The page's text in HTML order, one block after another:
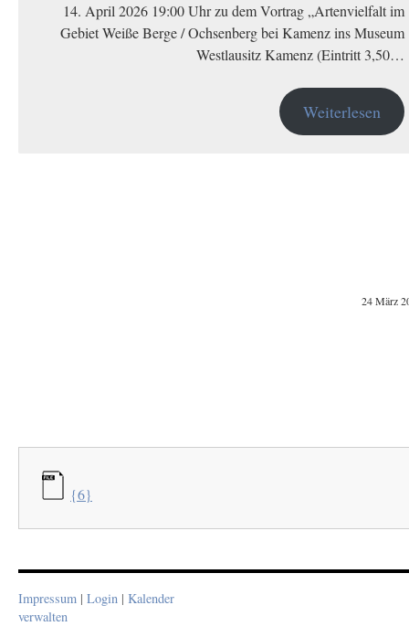
14. April 2026 19:00 Uhr zu dem Vortrag „Artenvielfalt im
Gebiet Weiße Berge / Ochsenberg bei Kamenz ins Museum
Westlausitz Kamenz (Eintritt 3,50…
Weiterlesen
24 März
{6}
Impressum | Login | Kalender
verwalten